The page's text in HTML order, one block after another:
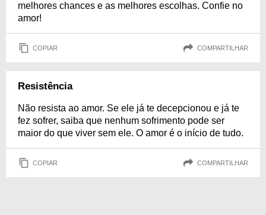
melhores chances e as melhores escolhas. Confie no
amor!
COPIAR COMPARTILHAR
Resistência
Não resista ao amor. Se ele já te decepcionou e já te
fez sofrer, saiba que nenhum sofrimento pode ser
maior do que viver sem ele. O amor é o início de tudo.
COPIAR COMPARTILHAR